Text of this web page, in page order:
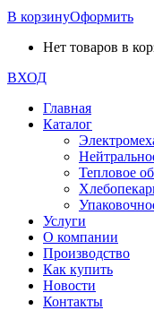
В корзинуОформить
Нет товаров в
ВХОД
Главная
Каталог
Тепловое
Услуги
О компании
Производство
Как купить
Новости
Контакты